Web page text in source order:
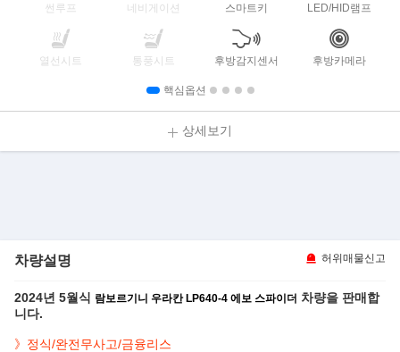
썬루프 네비게이션 스마트키 LED/HID램프
열선시트 통풍시트 후방감지센서 후방카메라
핵심옵션
상세보기
차량설명 허위매물신고
2024년 5월식 람보르기니 우라칸 LP640-4 에보 스파이더 차량을 판매합
니다.
》정식/완전무사고/금융리스